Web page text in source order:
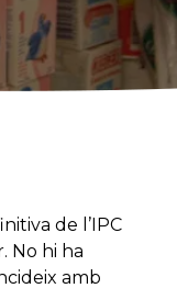
de l’IPC
No hi ha
amb